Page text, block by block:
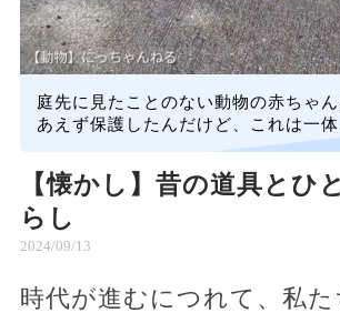
00:00/08:47
庭先に見たことのない動物の赤ちゃ
あえず保護したんだけど、これは一
【懐かし】昔の道具とひ
らし
2024/09/13
時代が進むにつれて、私た